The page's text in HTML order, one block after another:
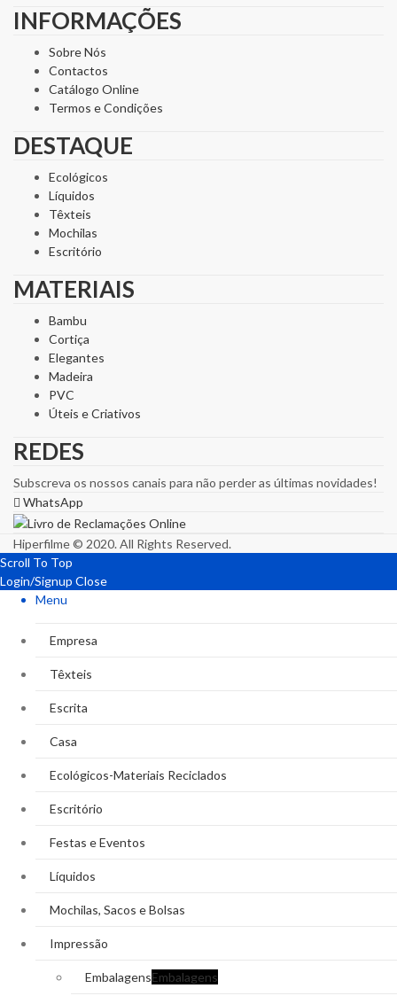
INFORMAÇÕES
Sobre Nós
Contactos
Catálogo Online
Termos e Condições
DESTAQUE
Ecológicos
Líquidos
Têxteis
Mochilas
Escritório
MATERIAIS
Bambu
Cortiça
Elegantes
Madeira
PVC
Úteis e Criativos
REDES
Subscreva os nossos canais para não perder as últimas novidades!
WhatsApp
Hiperfilme © 2020. All Rights Reserved.
Scroll To Top
Login/Signup Close
Menu
Empresa
Têxteis
Escrita
Casa
Ecológicos-Materiais Reciclados
Escritório
Festas e Eventos
Líquidos
Mochilas, Sacos e Bolsas
Impressão
EmbalagensEmbalagens